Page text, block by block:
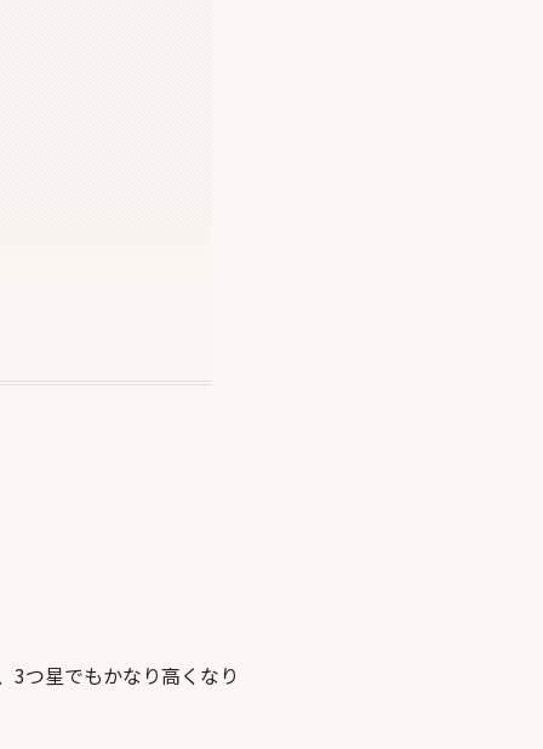
3つ星でもかなり高くなり